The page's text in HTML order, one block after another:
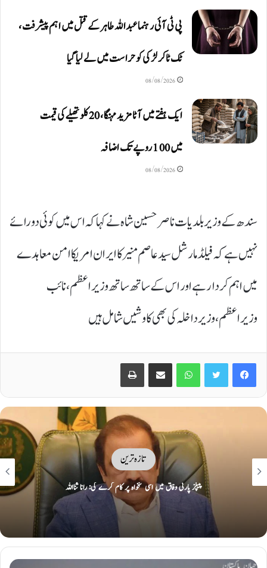
پی ٹی آئی رہنما عبداللہ طاہر کے قتل میں اہم پیشرفت،
ٹک ٹاکر لڑکی کو حراست میں لے لیا گیا
08/08/2026
ایک ہفتے میں آٹا مزید مہنگا، 20 کلو تھیلے کی قیمت
میں 100 روپے تک اضافہ
08/08/2026
سندھ کے وزیر بلدیات ناصر حسین شاہ نے کہا کہ اس میں کوئی دو رائے
نہیں ہے کہ فیلڈ مارشل سید عاصم منیر کا ایران امریکا امن معاہدے
میں اہم کردار ہے اور اس کے ساتھ ساتھ وزیراعظم، نائب
وزیراعظم، وزیرداخلہ کی بھی کاوشیں شامل ہیں
Facebook
Twitter
WhatsApp
Share via Email
Print
تازہ ترین
ایران نے دورانِ جنگ تباہ کیے امریکی و اسرائیلی طیارے نمائش کیلئے پیش کر دیے